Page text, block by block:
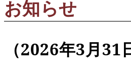
お知らせ
（2026年3月31